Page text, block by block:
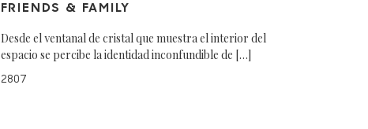
FRIENDS & FAMILY
Desde el ventanal de cristal que muestra el interior del
espacio se percibe la identidad inconfundible de […]
2807